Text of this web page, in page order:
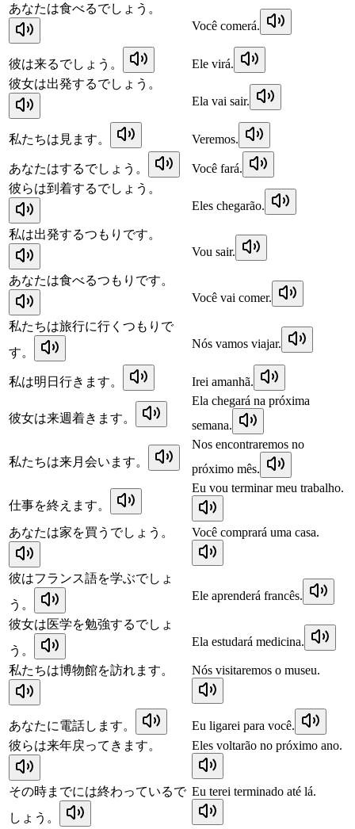
あなたは食べるでしょう。
Você comerá.
彼は来るでしょう。
Ele virá.
彼女は出発するでしょう。
Ela vai sair.
私たちは見ます。 Veremos.
あなたはするでしょう。
Você fará.
彼らは到着するでしょう。
Eles chegarão.
私は出発するつもりです。
Vou sair.
あなたは食べるつもりです。
Você vai comer.
私たちは旅行に行くつもりで
す。
Nós vamos viajar.
私は明日行きます。 Irei amanhã.
彼女は来週着きます。
Ela chegará na próxima
semana.
私たちは来月会います。
Nos encontraremos no
próximo mês.
仕事を終えます。
Eu vou terminar meu trabalho.
あなたは家を買うでしょう。 Você comprará uma casa.
彼はフランス語を学ぶでしょ
う。
Ele aprenderá francês.
彼女は医学を勉強するでしょ
う。
Ela estudará medicina.
私たちは博物館を訪れます。 Nós visitaremos o museu.
あなたに電話します。
Eu ligarei para você.
彼らは来年戻ってきます。
Eles voltarão no próximo ano.
その時までには終わっているで
しょう。
Eu terei terminado até lá.